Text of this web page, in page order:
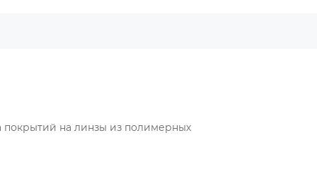
покрытий на линзы из полимерных